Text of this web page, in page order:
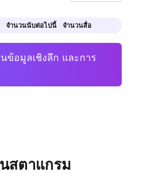
จำนวนนับต่อไปนี้ จำนวนสื่อ
ข้อมูลเชิงลึก และการ
สตาแกรม